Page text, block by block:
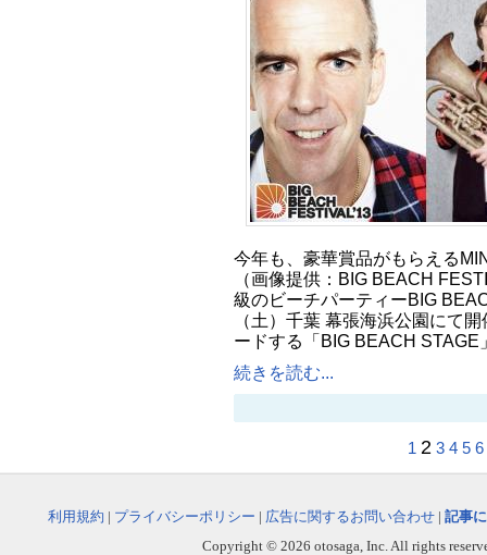
今年も、豪華賞品がもらえる
（画像提供：BIG BEACH
級のビーチパーティーBIG
（土）千葉 幕張海浜公園にて
ードする「BIG BEACH
続きを読む...
1 2 3 4 5 6
利用規約 | プライバシーポリシー | 広告に関するお問い合わせ | 記事
Copyright © 2026 otosaga, Inc. All rights